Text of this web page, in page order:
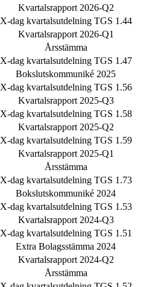
Kvartalsrapport 2026-Q2
X-dag kvartalsutdelning TGS 1.44
Kvartalsrapport 2026-Q1
Årsstämma
X-dag kvartalsutdelning TGS 1.47
Bokslutskommuniké 2025
X-dag kvartalsutdelning TGS 1.56
Kvartalsrapport 2025-Q3
X-dag kvartalsutdelning TGS 1.58
Kvartalsrapport 2025-Q2
X-dag kvartalsutdelning TGS 1.59
Kvartalsrapport 2025-Q1
Årsstämma
X-dag kvartalsutdelning TGS 1.73
Bokslutskommuniké 2024
X-dag kvartalsutdelning TGS 1.53
Kvartalsrapport 2024-Q3
X-dag kvartalsutdelning TGS 1.51
Extra Bolagsstämma 2024
Kvartalsrapport 2024-Q2
Årsstämma